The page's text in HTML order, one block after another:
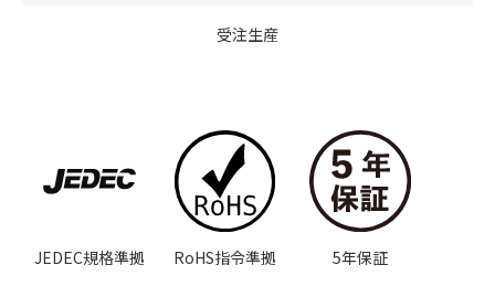
受注生産
JEDEC規格準拠 RoHS指令準拠 5年保証